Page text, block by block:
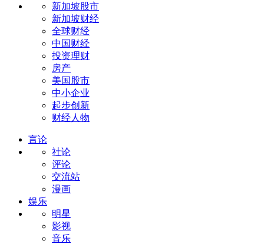
新加坡股市
新加坡财经
全球财经
中国财经
投资理财
房产
美国股市
中小企业
起步创新
财经人物
言论
社论
评论
交流站
漫画
娱乐
明星
影视
音乐